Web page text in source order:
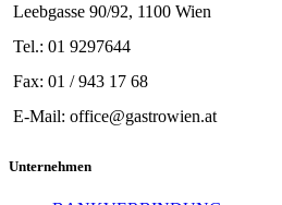
Leebgasse 90/92, 1100 Wien
Tel.: 01 9297644
Fax: 01 / 943 17 68
E-Mail: office@gastrowien.at
Unternehmen